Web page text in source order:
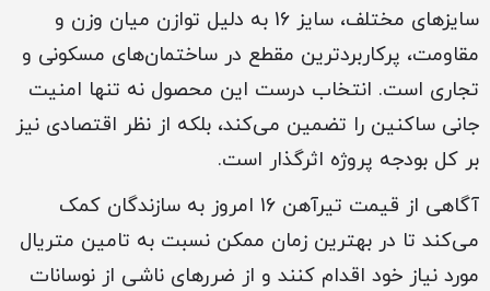
سایزهای مختلف، سایز 16 به دلیل توازن میان وزن و
مقاومت، پرکاربردترین مقطع در ساختمان‌های مسکونی و
تجاری است. انتخاب درست این محصول نه تنها امنیت
جانی ساکنین را تضمین می‌کند، بلکه از نظر اقتصادی نیز
بر کل بودجه پروژه اثرگذار است.
آگاهی از قیمت تیرآهن 16 امروز به سازندگان کمک
می‌کند تا در بهترین زمان ممکن نسبت به تامین متریال
مورد نیاز خود اقدام کنند و از ضررهای ناشی از نوسانات